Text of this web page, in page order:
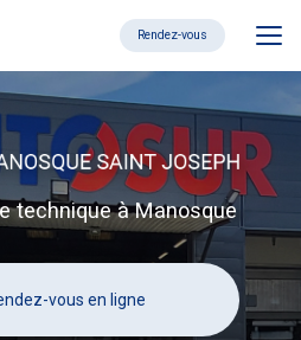
Rendez-vous
technique à Manosque
vous en ligne